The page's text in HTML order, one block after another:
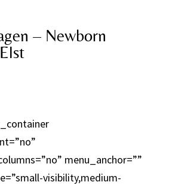
– Newborn
menu_anchor=””
visibility,medium-